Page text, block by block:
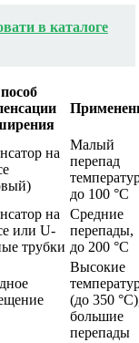
в каталоге
на
Малый
перепад
до 100 °C
на
или U-
трубки
Средние
перепады,
до 200 °C
Высокие
(до 350
большие
перепады